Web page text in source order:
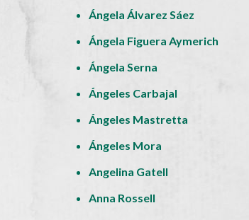
Ángela Álvarez Sáez
Ángela Figuera Aymerich
Ángela Serna
Ángeles Carbajal
Ángeles Mastretta
Ángeles Mora
Angelina Gatell
Anna Rossell